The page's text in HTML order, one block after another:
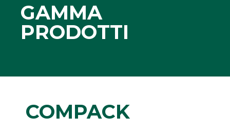
GAMMA
PRODOTTI
COMPACK